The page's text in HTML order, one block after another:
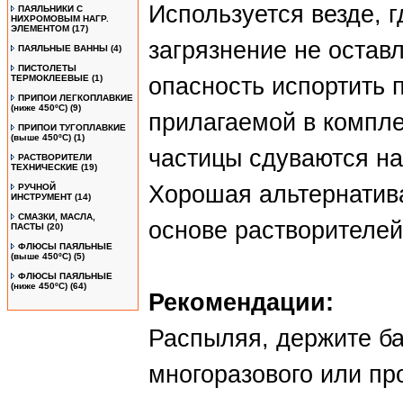
ПАЯЛЬНИКИ С
НИХРОМОВЫМ НАГР.
ЭЛЕМЕНТОМ (17)
ПАЯЛЬНЫЕ ВАННЫ (4)
ПИСТОЛЕТЫ
ТЕРМОКЛЕЕВЫЕ (1)
ПРИПОИ ЛЕГКОПЛАВКИЕ
(ниже 450ºС) (9)
ПРИПОИ ТУГОПЛАВКИЕ
(выше 450ºС) (1)
РАСТВОРИТЕЛИ
ТЕХНИЧЕСКИЕ (19)
РУЧНОЙ
ИНСТРУМЕНТ (14)
СМАЗКИ, МАСЛА,
ПАСТЫ (20)
ФЛЮСЫ ПАЯЛЬНЫЕ
(выше 450ºC) (5)
ФЛЮСЫ ПАЯЛЬНЫЕ
(ниже 450ºC) (64)
Используется везде,
загрязнение не
опасность
прилагаемой в
частицы сдуваются
Хорошая
основе
Рекомендации:
Распыляя, держите
многоразового или